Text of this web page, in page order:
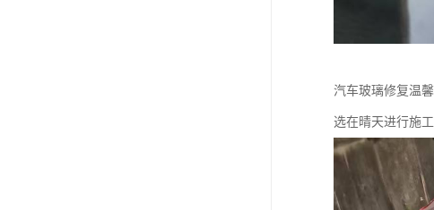
汽车玻璃修复温
选在晴天进行施